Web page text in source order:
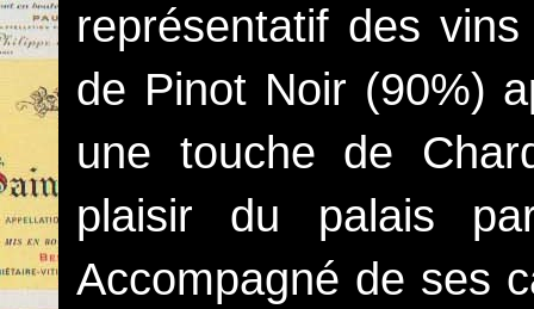
représentatif des
de Pinot Noir (90%)
une touche de
plaisir du palais
Accompagné de ses